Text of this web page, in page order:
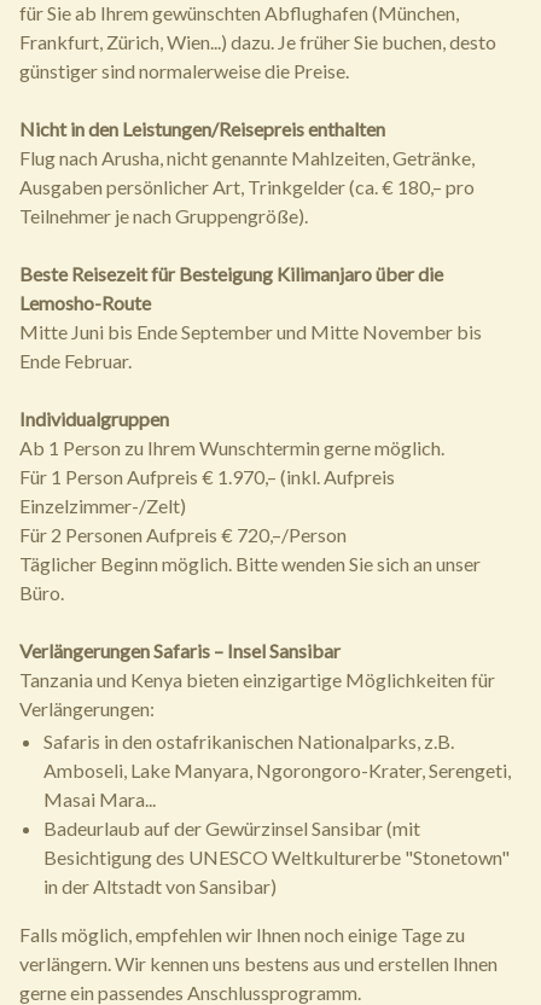
für Sie ab Ihrem gewünschten Abflughafen (München,
Frankfurt, Zürich, Wien...) dazu. Je früher Sie buchen, desto
günstiger sind normalerweise die Preise.
Nicht in den Leistungen/Reisepreis enthalten
Flug nach Arusha, nicht genannte Mahlzeiten, Getränke,
Ausgaben persönlicher Art, Trinkgelder (ca. € 180,– pro
Teilnehmer je nach Gruppengröße).
Beste Reisezeit für Besteigung Kilimanjaro über die
Lemosho-Route
Mitte Juni bis Ende September und Mitte November bis
Ende Februar.
Individualgruppen
Ab 1 Person zu Ihrem Wunschtermin gerne möglich.
Für 1 Person Aufpreis € 1.970,– (inkl. Aufpreis
Einzelzimmer-/Zelt)
Für 2 Personen Aufpreis € 720,–/Person
Täglicher Beginn möglich. Bitte wenden Sie sich an unser
Büro.
Verlängerungen Safaris – Insel Sansibar
Tanzania und Kenya bieten einzigartige Möglichkeiten für
Verlängerungen:
Safaris in den ostafrikanischen Nationalparks, z.B.
Amboseli, Lake Manyara, Ngorongoro-Krater, Serengeti,
Masai Mara...
Badeurlaub auf der Gewürzinsel Sansibar (mit
Besichtigung des UNESCO Weltkulturerbe "Stonetown"
in der Altstadt von Sansibar)
Falls möglich, empfehlen wir Ihnen noch einige Tage zu
verlängern. Wir kennen uns bestens aus und erstellen Ihnen
gerne ein passendes Anschlussprogramm.